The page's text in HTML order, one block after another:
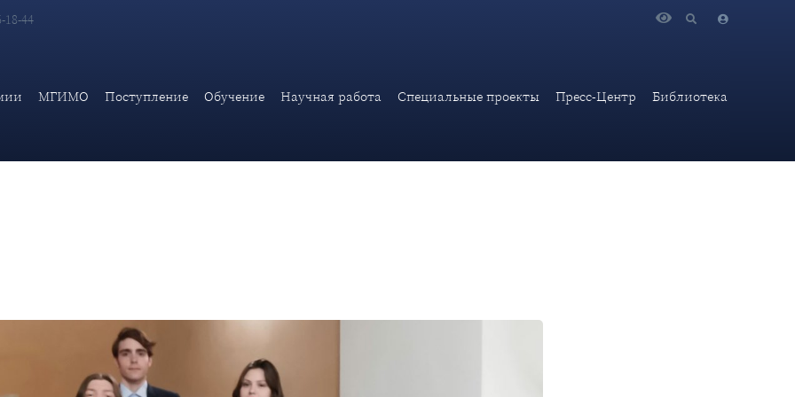
18-44
МГИМО Поступление Обучение Научная работа Специальные проекты Пресс-Центр Библиотека
- директором Образовательной программы ПИР-Центра Е.А.Карнауховой